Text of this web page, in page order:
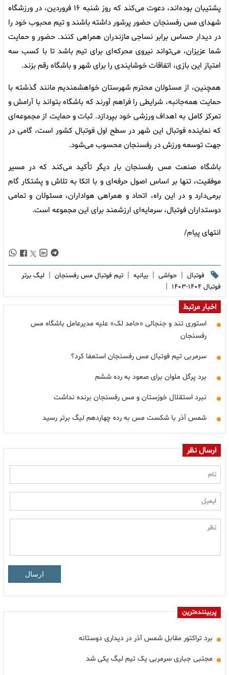
پشتیبان بوده‌اند، دعوت می‌کند که روز شنبه ۱۶ فروردین، در ورزشگاه
شهدای مس رفسنجان حضور پرشور داشته باشند و تیم محبوب خود را
در دیدار حساس برابر نساجی مازندران همراهی کنند. حضور و حمایت
شما عزیزان، می‌تواند نیروی محرکه‌ای برای تیم باشد تا با کسب سه
امتیاز این بازی، اتفاقات خوشایندی را برای شهر و باشگاه رقم بزند.
همچنین، از مسئولان محترم شهرستان خواهشمندیم مانند گذشته با
حمایت همه‌جانبه، شرایطی را فراهم آورند که باشگاه بتواند با آرامش و
تمرکز کامل به اهداف ورزشی خود بپردازد. ثبات و حمایت از مجموعه‌ای
که نماینده فوتبال این شهر در سطح اول فوتبال کشور است، گامی در
جهت توسعه ورزش در رفسنجان محسوب می‌شود.
باشگاه صنعت مس رفسنجان بار دیگر تأکید می‌کند که در مسیر
موفقیت، تنها بر اساس اصول حرفه‌ای و با اتکا به تلاش و پشتکار گام
برمی‌دارد و در این راه، اتحاد و همراهی هواداران، مسئولان و تمامی
دوستداران فوتبال، سرمایه‌ای ارزشمند برای این مجموعه است.
انتهای پیام/
فوتبال | حواشی | بیانیه | تیم فوتبال مس رفسنجان | لیگ برتر
فوتبال ۱۴۰۴-۱۴۰۳
|
اخبار مرتبط
استوری تند و جنجالی «حامد لک» علیه مدیرعامل باشگاه مس
رفسنجان
سرمربی تیم فوتبال مس رفسنجان استعفا کرد؟
برد پرگل ملوان برای صعود به رده ششم
نبرد استقلال خوزستان و مس رفسنجان برنده نداشت
شمس آذر با شکست مس به رده چهاردهم لیگ برتر رسید
ارسال نظر
ارسال
پربیننده‌ترین
برد تراکتور مقابل شمس آذر در دیداری دوستانه
مجتبی جباری سرمربی یک تیم لیگ یکی شد